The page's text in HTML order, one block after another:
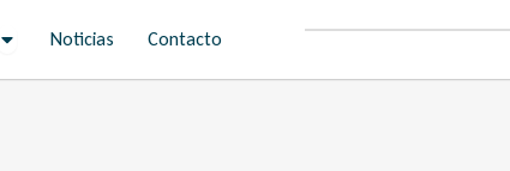
Open Empresa
Noticias Contacto